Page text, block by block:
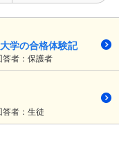
学の合格体験記
者：保護者
者：生徒